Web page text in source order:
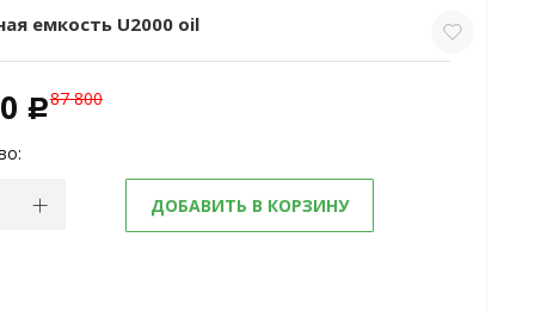
емкость U2000 oil
c87 800
ДОБАВИТЬ В КОРЗИНУ